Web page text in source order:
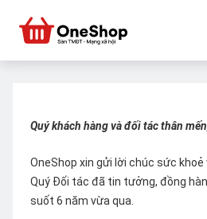
Quý khách hàng và đối tác thân
OneShop xin gửi lời chúc sức
Quý Đối tác đã tin tưởng, đồng
suốt 6 năm vừa qua.